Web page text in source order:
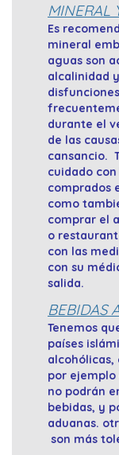
MINERAL
Es
mineral
aguas son
alcalinidad
durante el
de las
cansancio.
cuidado
comprados
como
comprar el
o
con las
con su
salida.
BEBIDAS
Tenemos
países
alcohólicas,
por ejemplo
no podrán
bebidas, y
aduanas.
son más